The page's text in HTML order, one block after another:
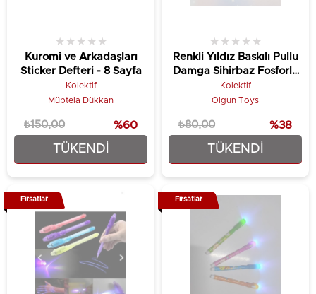
TÜKENDI
Kuromi ve Arkadaşları
Sticker Defteri - 8 Sayfa
★ ★ ★ ★ ★
Kolektif
Müptela Dükkan
₺59,90
₺150,00 %60
TÜKENDI
Renkli Yıldız Baskılı Pullu
Damga Sihirbaz Fosforlu
Kalem - 1 Adet
★ ★ ★ ★ ★
Kolektif
Olgun Toys
₺49,90
₺80,00 %38
Fırsatlar Fırsatlar